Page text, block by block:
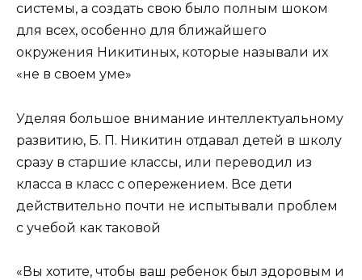
системы, а создать свою было полным шоком
для всех, особенно для ближайшего
окружения Никитиных, которые называли их
«не в своем уме»
Уделяя большое внимание интеллектуальному
развитию, Б. П. Никитин отдавал детей в школу
сразу в старшие классы, или переводил из
класса в класс с опережением. Все дети
действительно почти не испытывали проблем
с учебой как таковой
«Вы хотите, чтобы ваш ребенок был здоровым и